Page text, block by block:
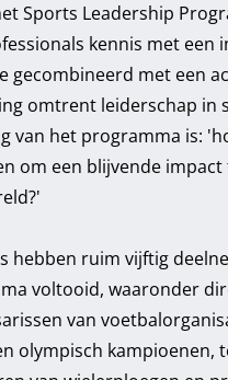
Sports Leadership
kennis met een
gecombineerd met een
omtrent leiderschap in
van het programma is:
om een blijvende impact
hebben ruim vijftig
voltooid, waaronder
van
olympisch kampioenen,